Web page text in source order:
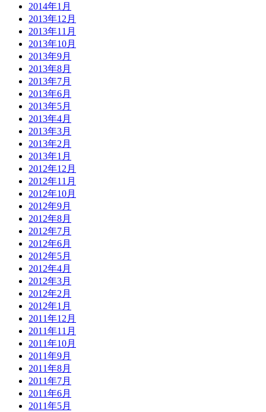
2014年1月
2013年12月
2013年11月
2013年10月
2013年9月
2013年8月
2013年7月
2013年6月
2013年5月
2013年4月
2013年3月
2013年2月
2013年1月
2012年12月
2012年11月
2012年10月
2012年9月
2012年8月
2012年7月
2012年6月
2012年5月
2012年4月
2012年3月
2012年2月
2012年1月
2011年12月
2011年11月
2011年10月
2011年9月
2011年8月
2011年7月
2011年6月
2011年5月